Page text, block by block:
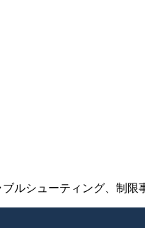
ルシューティング、制限